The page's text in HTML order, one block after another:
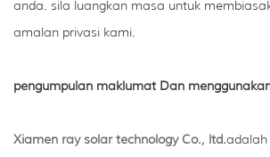
anda. sila luangkan masa untuk
amalan privasi kami.
pengumpulan maklumat Dan
Xiamen ray solar technology Co., ltd.adalah